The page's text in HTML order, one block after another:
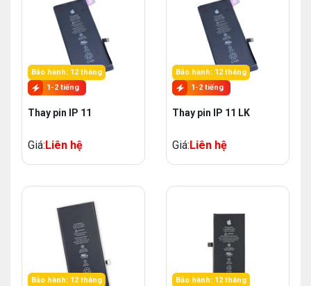
Bảo hành: 12 tháng
1-2 tiếng
Thay pin IP 11
Giá:Liên hệ
Bảo hành: 12 tháng
1-2 tiếng
Thay pin IP 11 LK
Giá:Liên hệ
Bảo hành: 12 tháng Bảo hành: 12 tháng